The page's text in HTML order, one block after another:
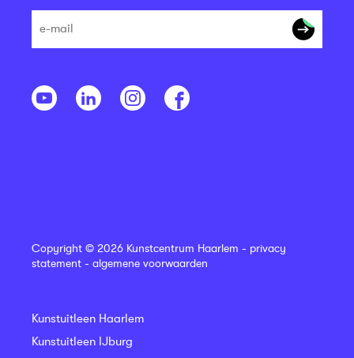
Copyright © 2026 Kunstcentrum Haarlem - privacy
statement - algemene voorwaarden
Kunstuitleen Haarlem
Kunstuitleen IJburg